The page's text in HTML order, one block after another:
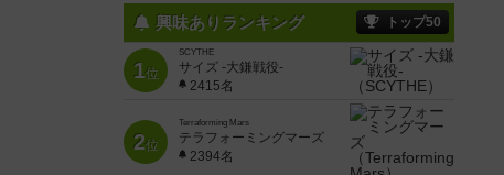
興味ありランキング トップ50
1位
SCYTHE
サイズ -大鎌戦役-
2415名
2位
Terraforming Mars
テラフォーミングマーズ
2394名